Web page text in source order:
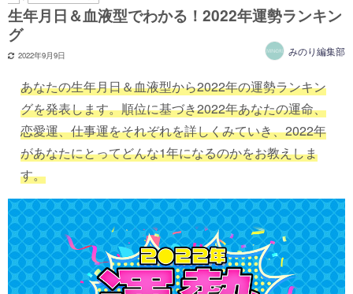
生年月日＆血液型でわかる！2022年運勢ランキン
グ
2022年9月9日 みのり編集部
あなたの生年月日＆血液型から2022年の運勢ランキン
グを発表します。順位に基づき2022年あなたの運命、
恋愛運、仕事運をそれぞれを詳しくみていき、2022年
があなたにとってどんな1年になるのかをお教えしま
す。